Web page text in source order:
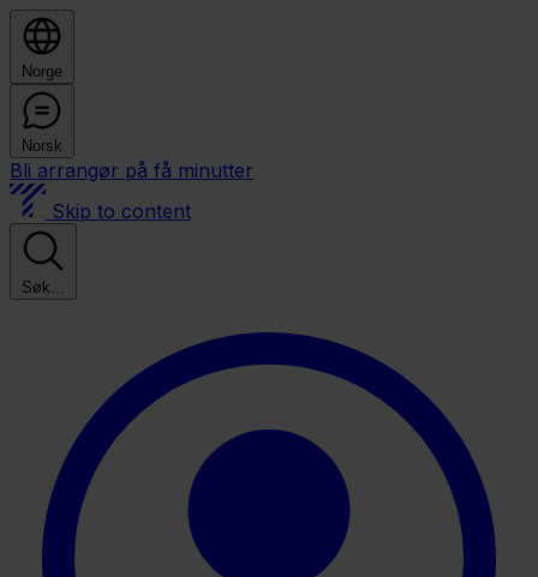
Norge
Norsk
Bli arrangør på få minutter
Skip to content
Søk...